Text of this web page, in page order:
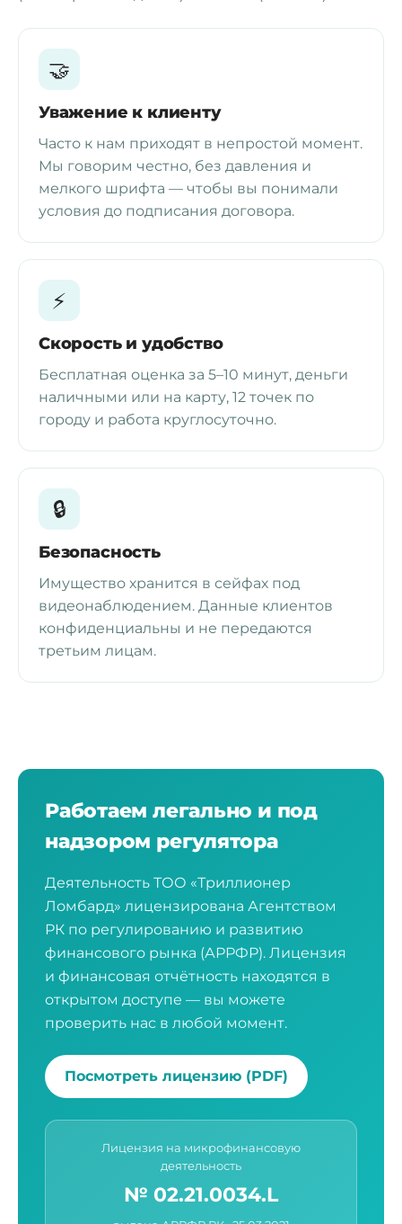
🤝
Уважение к клиенту
Часто к нам приходят в непростой момент.
Мы говорим честно, без давления и
мелкого шрифта — чтобы вы понимали
условия до подписания договора.
⚡
Скорость и удобство
Бесплатная оценка за 5–10 минут, деньги
наличными или на карту, 12 точек по
городу и работа круглосуточно.
🔒
Безопасность
Имущество хранится в сейфах под
видеонаблюдением. Данные клиентов
конфиденциальны и не передаются
третьим лицам.
Работаем легально и под
надзором регулятора
Деятельность ТОО «Триллионер
Ломбард» лицензирована Агентством
РК по регулированию и развитию
финансового рынка (АРРФР). Лицензия
и финансовая отчётность находятся в
открытом доступе — вы можете
проверить нас в любой момент.
Посмотреть лицензию (PDF)
Лицензия на микрофинансовую
деятельность
№ 02.21.0034.L